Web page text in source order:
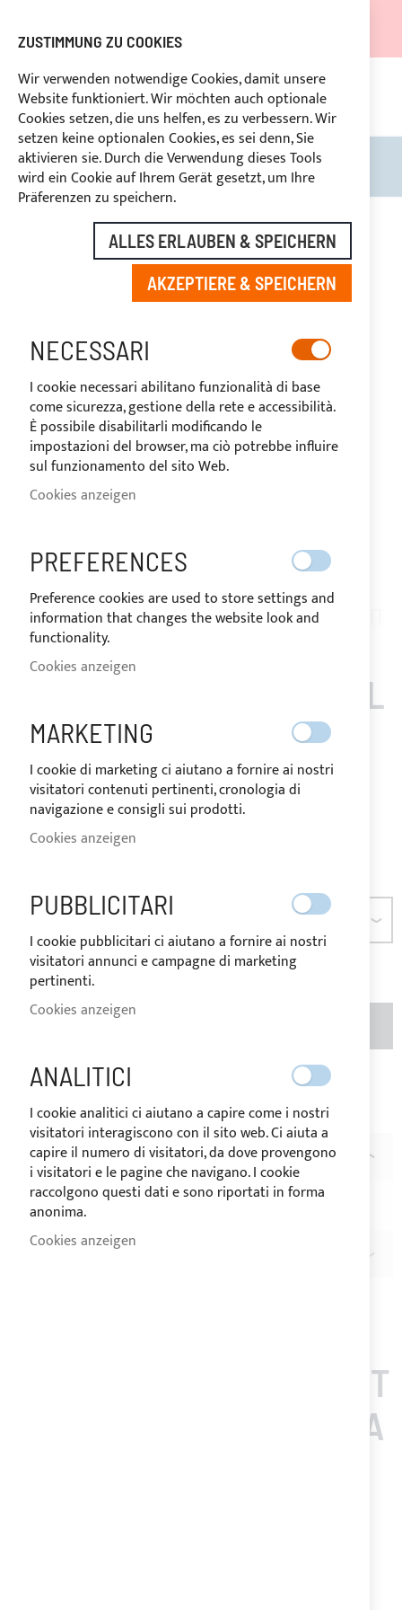
AUSGESETZT.
RABATTE FÜR BRANCHENBETREIBER VORBEHALTEN
+39 BENUTZERDEFINIERTE ZAHLUNG
Search
AT05-001
RELINGFUSS AUS R
LAGER
28,40 €
Mehrwertsteuersatz des
Bestimmungslandes der Ware
variieren.
ABMESSUNGEN
MENGE
Zur Wunschliste hinzufügen
Zur
Vergleichsliste hinzufügen
Zum
VERSAND IN 24/48 STUNDEN
Zum
Anfang
Bildgalerie
springen
BESCHREIBUNG
Relingfuß 90°ausEdelstahlAISI 316 für RohrØ22/25mm
KUNDEN, DIE DIESEN ART
IKEL GEKAUFT HABEN, A
ZUSTIMMUNG ZU COOKIES
Wir verwenden notwendige Cookies, damit unsere
Website funktioniert. Wir möchten auch optionale
Cookies setzen, die uns helfen, es zu verbessern. Wir
setzen keine optionalen Cookies, es sei denn, Sie
aktivieren sie. Durch die Verwendung dieses Tools
wird ein Cookie auf Ihrem Gerät gesetzt, um Ihre
Präferenzen zu speichern.
ALLES ERLAUBEN & SPEICHERN
AKZEPTIERE & SPEICHERN
NECESSARI
I cookie necessari abilitano funzionalità di base
come sicurezza, gestione della rete e accessibilità.
È possibile disabilitarli modificando le
impostazioni del browser, ma ciò potrebbe influire
sul funzionamento del sito Web.
Cookies anzeigen
PREFERENCES
Preference cookies are used to store settings and
information that changes the website look and
functionality.
Cookies anzeigen
MARKETING
I cookie di marketing ci aiutano a fornire ai nostri
visitatori contenuti pertinenti, cronologia di
navigazione e consigli sui prodotti.
Cookies anzeigen
PUBBLICITARI
I cookie pubblicitari ci aiutano a fornire ai nostri
visitatori annunci e campagne di marketing
pertinenti.
Cookies anzeigen
ANALITICI
I cookie analitici ci aiutano a capire come i nostri
visitatori interagiscono con il sito web. Ci aiuta a
capire il numero di visitatori, da dove provengono
i visitatori e le pagine che navigano. I cookie
raccolgono questi dati e sono riportati in forma
anonima.
Cookies anzeigen